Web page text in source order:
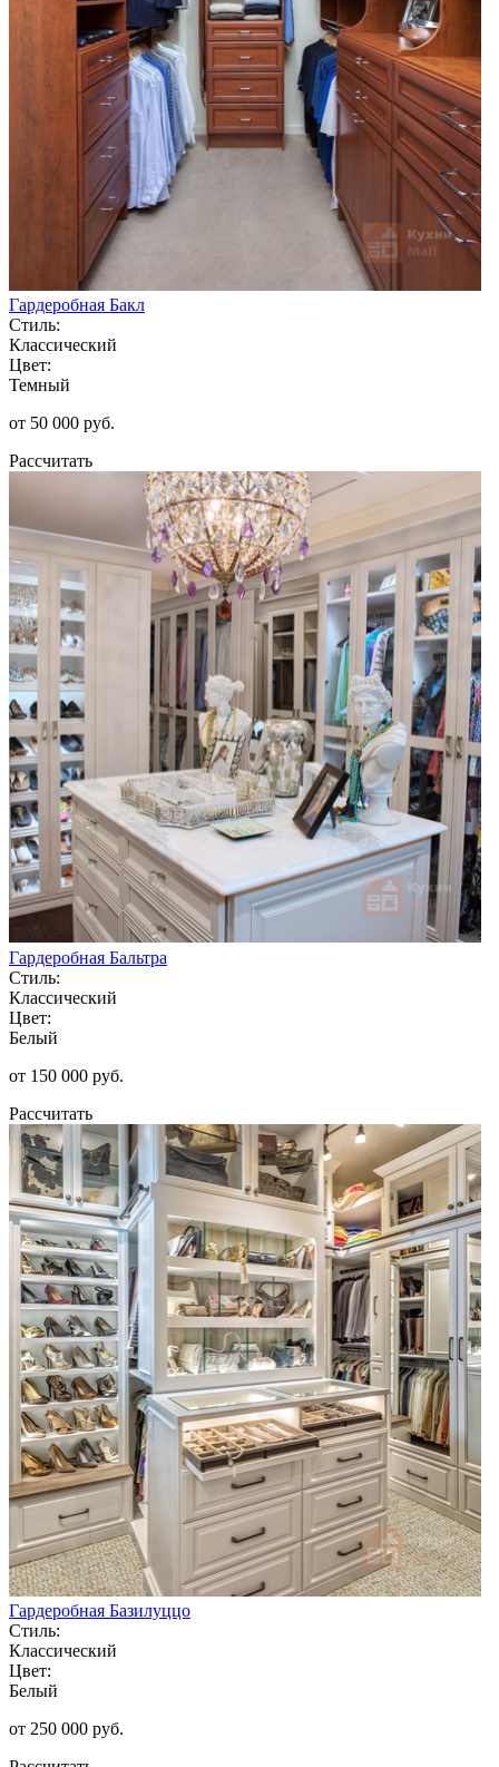
Гардеробная Бакл
Стиль:
Классический
Цвет:
Темный
от 50 000 руб.
Рассчитать
Гардеробная Бальтра
Стиль:
Классический
Цвет:
Белый
от 150 000 руб.
Рассчитать
Гардеробная Базилуццо
Стиль:
Классический
Цвет:
Белый
от 250 000 руб.